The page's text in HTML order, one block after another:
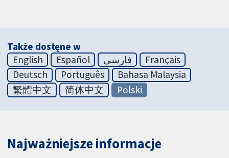
Także dostęne w
English
Español فارسی
Français
Deutsch
Português
Bahasa Malaysia
繁體中文
简体中文 Polski
Najważniejsze informacje